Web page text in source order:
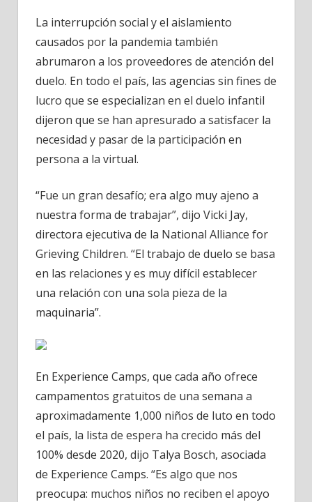
La interrupción social y el aislamiento
causados ​​por la pandemia también
abrumaron a los proveedores de atención del
duelo. En todo el país, las agencias sin fines de
lucro que se especializan en el duelo infantil
dijeron que se han apresurado a satisfacer la
necesidad y pasar de la participación en
persona a la virtual.
“Fue un gran desafío; era algo muy ajeno a
nuestra forma de trabajar”, dijo Vicki Jay,
directora ejecutiva de la National Alliance for
Grieving Children. “El trabajo de duelo se basa
en las relaciones y es muy difícil establecer
una relación con una sola pieza de la
maquinaria”.
En Experience Camps, que cada año ofrece
campamentos gratuitos de una semana a
aproximadamente 1,000 niños de luto en todo
el país, la lista de espera ha crecido más del
100% desde 2020, dijo Talya Bosch, asociada
de Experience Camps. “Es algo que nos
preocupa: muchos niños no reciben el apoyo